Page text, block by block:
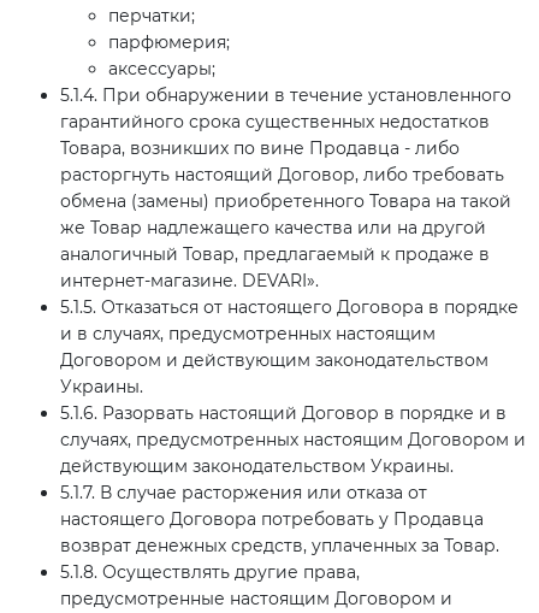
перчатки;
парфюмерия;
аксессуары;
5.1.4. При обнаружении в течение установленного
гарантийного срока существенных недостатков
Товара, возникших по вине Продавца - либо
расторгнуть настоящий Договор, либо требовать
обмена (замены) приобретенного Товара на такой
же Товар надлежащего качества или на другой
аналогичный Товар, предлагаемый к продаже в
интернет-магазине. DEVARI».
5.1.5. Отказаться от настоящего Договора в порядке
и в случаях, предусмотренных настоящим
Договором и действующим законодательством
Украины.
5.1.6. Разорвать настоящий Договор в порядке и в
случаях, предусмотренных настоящим Договором и
действующим законодательством Украины.
5.1.7. В случае расторжения или отказа от
настоящего Договора потребовать у Продавца
возврат денежных средств, уплаченных за Товар.
5.1.8. Осуществлять другие права,
предусмотренные настоящим Договором и